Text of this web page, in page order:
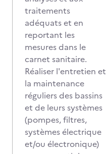
traitements
adéquats et en
reportant les
mesures dans le
carnet sanitaire.
Réaliser l'entretien et
la maintenance
réguliers des bassins
et de leurs systèmes
(pompes, filtres,
systèmes électrique
et/ou électronique)